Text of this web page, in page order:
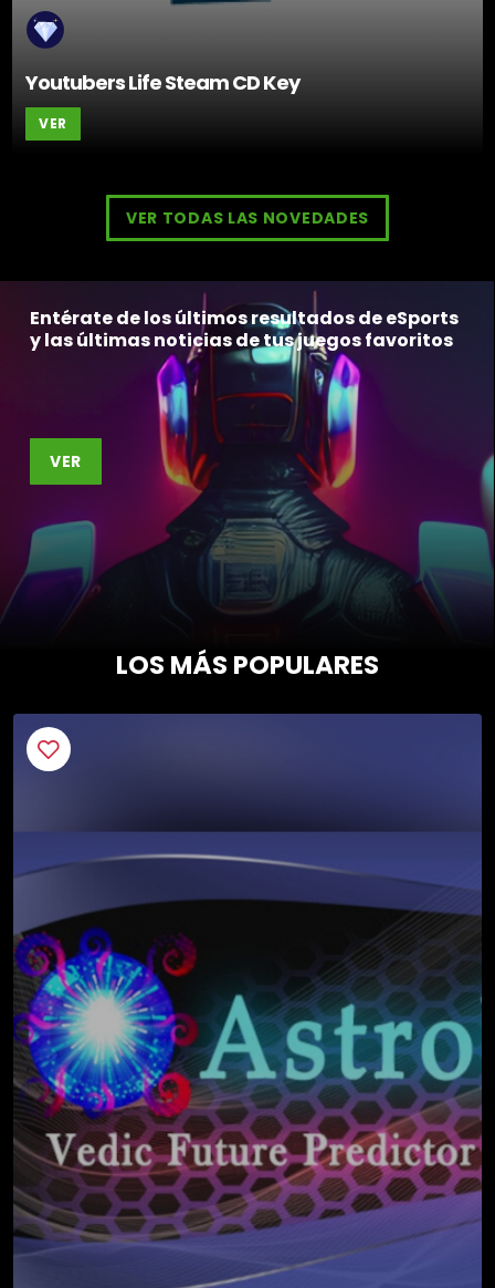
Youtubers Life Steam CD Key
VER
VER TODAS LAS NOVEDADES
VER
Entérate de los últimos resultados de eSports
y las últimas noticias de tus juegos favoritos
LOS MÁS POPULARES